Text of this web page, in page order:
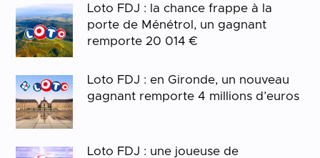
Loto FDJ : la chance frappe à la
porte de Ménétrol, un gagnant
remporte 20 014 €
Loto FDJ : en Gironde, un nouveau
gagnant remporte 4 millions d’euros
Loto FDJ : une joueuse de